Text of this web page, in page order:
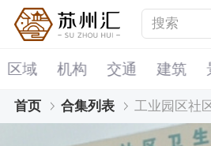
区域 机构 交通 建筑
首页 合集列表 工业园区社